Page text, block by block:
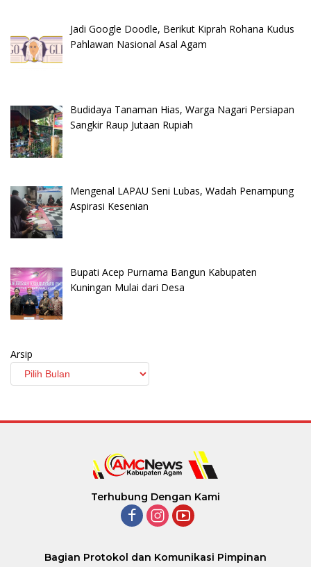
Jadi Google Doodle, Berikut Kiprah Rohana Kudus
Pahlawan Nasional Asal Agam
Budidaya Tanaman Hias, Warga Nagari Persiapan
Sangkir Raup Jutaan Rupiah
Mengenal LAPAU Seni Lubas, Wadah Penampung
Aspirasi Kesenian
Bupati Acep Purnama Bangun Kabupaten
Kuningan Mulai dari Desa
Arsip
Terhubung Dengan Kami
Bagian Protokol dan Komunikasi Pimpinan